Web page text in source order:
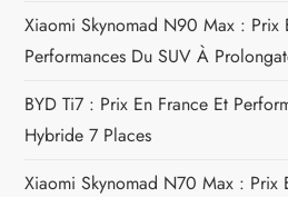
Xiaomi Skynomad N90 Max : Prix
Performances Du SUV À
BYD Ti7 : Prix En France Et
Hybride 7 Places
Xiaomi Skynomad N70 Max : Prix